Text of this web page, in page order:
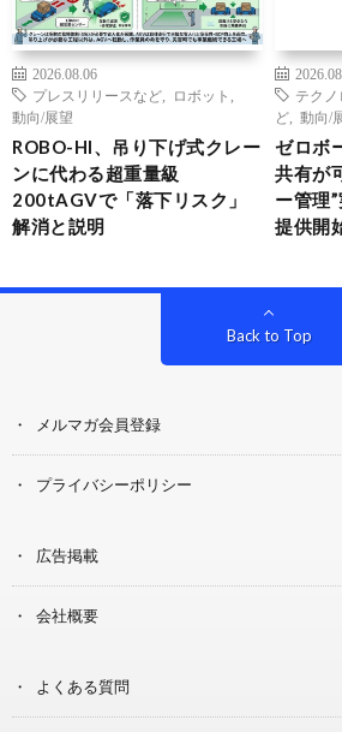
2026.08.06
プレスリリースなど
ロボット
動向/展望
ROBO-HI、吊り下げ式クレー
ンに代わる超重量級
200tAGVで「落下リスク」
解消と説明
テクノ
ど
動向/
ゼロボ
共有が
ー管理
提供開
Back to Top
メルマガ会員登録
プライバシーポリシー
広告掲載
会社概要
よくある質問